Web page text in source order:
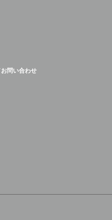
問い合わせ